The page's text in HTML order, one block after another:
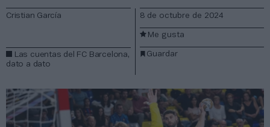
Cristian García
Las cuentas del FC Barcelona,
dato a dato
8 de octubre de 2024
Guardar
Me gusta